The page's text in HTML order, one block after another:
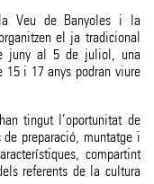
Veu de Banyoles i la
el ja tradicional
juny al 5 de juliol, una
15 i 17 anys podran viure
tingut l’oportunitat de
preparació, muntatge i
compartint
referents de la cultura